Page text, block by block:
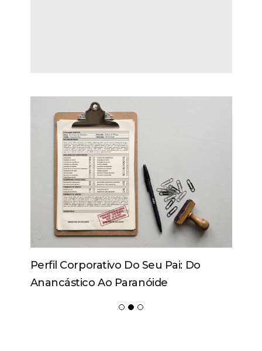
Perfil Corporativo Do Seu Pai: Do
Anancástico Ao Paranóide